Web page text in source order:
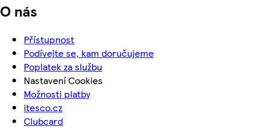
O nás
Přístupnost
Podívejte se, kam doručujeme
Poplatek za službu
Nastavení Cookies
Možnosti platby
itesco.cz
Clubcard